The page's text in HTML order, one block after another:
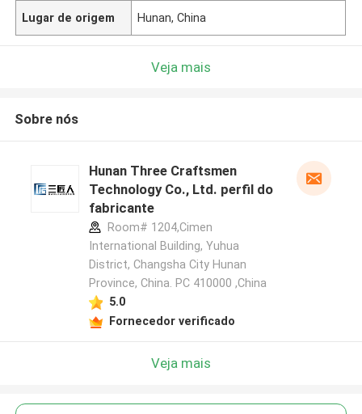
Lugar de origem Hunan, China
Veja mais
Sobre nós
Hunan Three Craftsmen
Technology Co., Ltd. perfil do
fabricante
Room# 1204,Cimen
International Building, Yuhua
District, Changsha City Hunan
Province, China. PC 410000 ,China
5.0
Fornecedor verificado
Veja mais